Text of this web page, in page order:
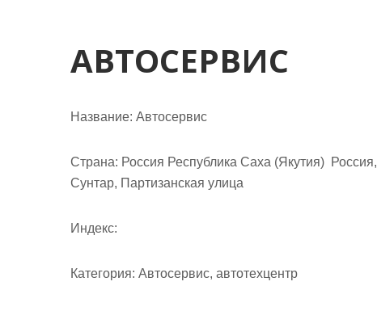
АВТОСЕРВИС
Название: Автосервис
Страна: Россия Республика Саха (Якутия)
Сунтар, Партизанская улица
Индекс:
Категория: Автосервис, автотехцентр